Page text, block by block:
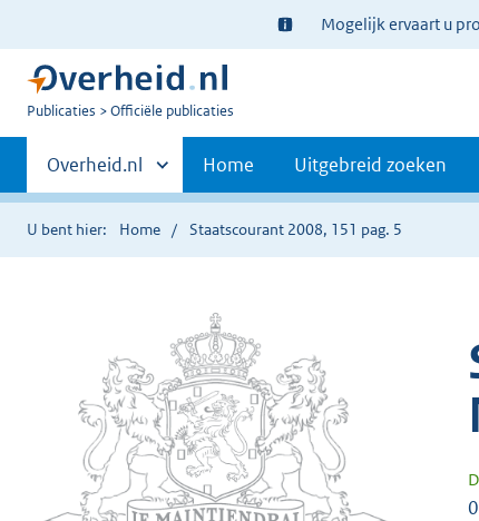
Ter
informatie:
Mogelijk ervaart u
U
Publicaties Officiële publicaties
Primaire
navigatie
Andere
sites
binnen
Overheid.nl Home Uitgebreid zoeken
U bent hier: Home Staatscourant 2008, 151 pag. 5